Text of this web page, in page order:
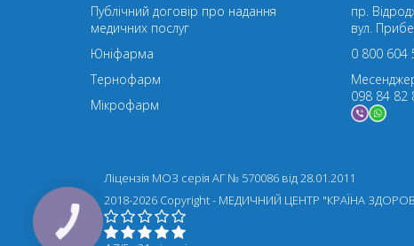
Публічний договір про надання
медичних послуг
Юніфарма
Тернофарм
Мікрофарм
пр.
вул.
0 800 604
098 84 82
Ліцензія МОЗ серія АГ № 570086 від 28.01.2011
2018-2026 Copyright - МЕДИЧНИЙ ЦЕНТР "КРАЇНА
КНОПКА
ЗВ'ЯЗКУ